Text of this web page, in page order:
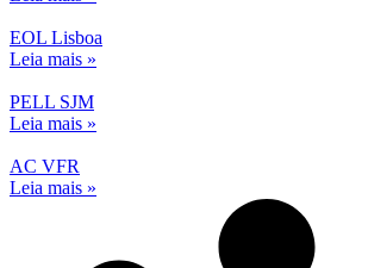
EOL Lisboa
Leia mais »
PELL SJM
Leia mais »
AC VFR
Leia mais »